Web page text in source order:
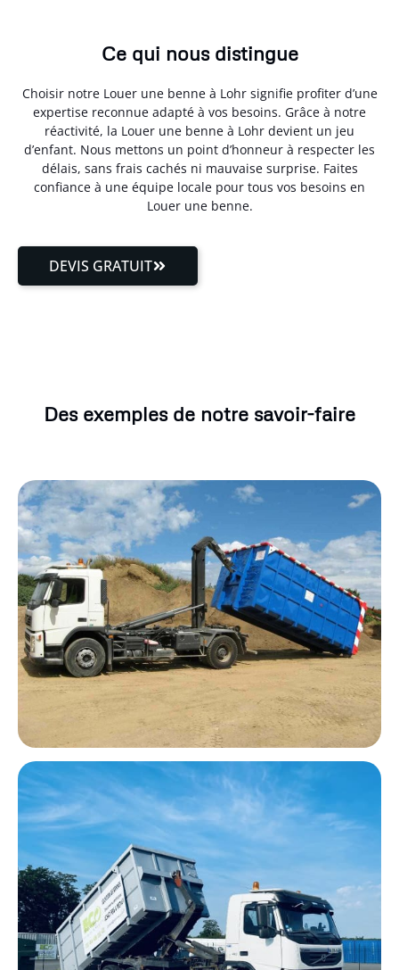
Ce qui nous distingue
Choisir notre Louer une benne à Lohr signifie profiter d’une
expertise reconnue adapté à vos besoins. Grâce à notre
réactivité, la Louer une benne à Lohr devient un jeu
d’enfant. Nous mettons un point d’honneur à respecter les
délais, sans frais cachés ni mauvaise surprise. Faites
confiance à une équipe locale pour tous vos besoins en
Louer une benne.
DEVIS GRATUIT
Des exemples de notre savoir-faire